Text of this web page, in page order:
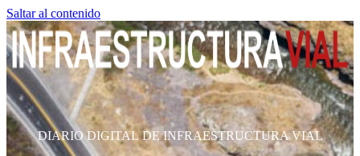
Saltar al contenido
DIARIO DIGITAL DE INFRAESTRUCTURA VIAL